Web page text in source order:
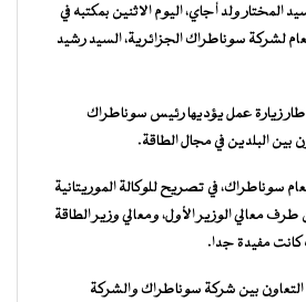
المختار ولد أجاي، اليوم الاثنين بمكتبه في
لشركة سوناطراك الجزائرية، السيد رشيد
إطار زيارة عمل يؤديها رئيس سوناطراك
بين البلدين في مجال الطاقة.
سوناطراك، في تصريح للوكالة الموريتانية
طرف معالي الوزير الأول، ومعالي وزير الطاقة
كانت مفيدة جدا.
التعاون بين شركة سوناطراك والشركة